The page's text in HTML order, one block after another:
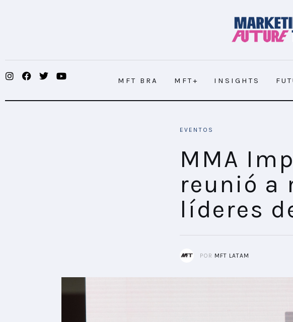
MFT BRA MFT+ INSIGHTS
INSIGHTS
EVENTOS
MMA
reunió a
líderes
POR MFT LATAM